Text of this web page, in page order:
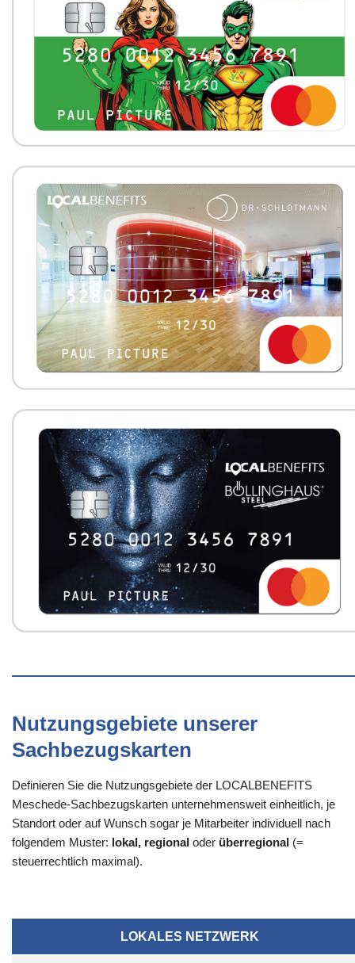
Nutzungsgebiete unserer
Sachbezugskarten
Definieren Sie die Nutzungsgebiete der LOCALBENEFITS
Meschede-Sachbezugskarten unternehmensweit einheitlich, je
Standort oder auf Wunsch sogar je Mitarbeiter individuell nach
folgendem Muster: lokal, regional oder überregional (=
steuerrechtlich maximal).
LOKALES NETZWERK